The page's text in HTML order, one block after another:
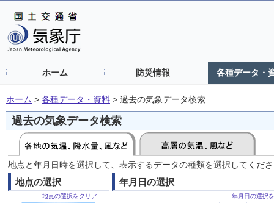
ホーム 防災情報 各種データ・
ホーム > 各種データ・資料 > 過去の気象データ検索
過去の気象データ検索
地点と年月日時を選択して、表示するデータの種類を選択してくだ
地点の選択
地点の選択をクリア
年月日の選択
年月日の選択